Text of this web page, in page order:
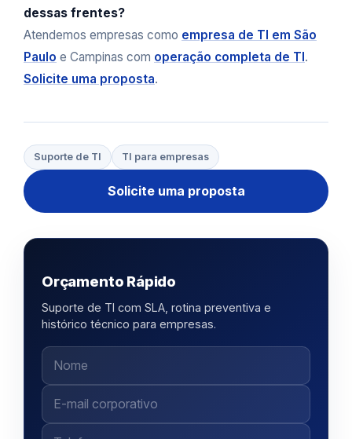
dessas frentes?
Atendemos empresas como empresa de TI em São
Paulo e Campinas com operação completa de TI.
Solicite uma proposta.
Suporte de TI TI para empresas
Solicite uma proposta
Orçamento Rápido
Suporte de TI com SLA, rotina preventiva e
histórico técnico para empresas.